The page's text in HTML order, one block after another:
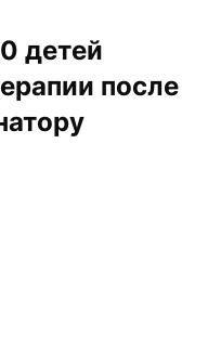
детей
после